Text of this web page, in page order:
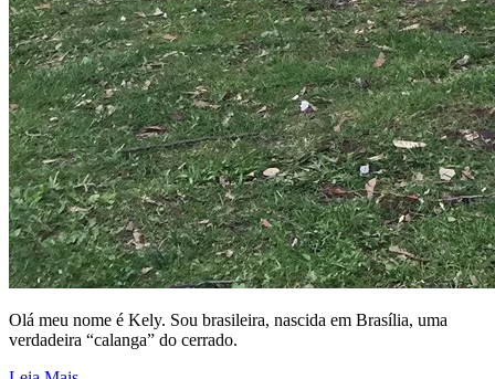
Olá meu nome é Kely. Sou brasileira, nascida em Brasília, uma
verdadeira “calanga” do cerrado.